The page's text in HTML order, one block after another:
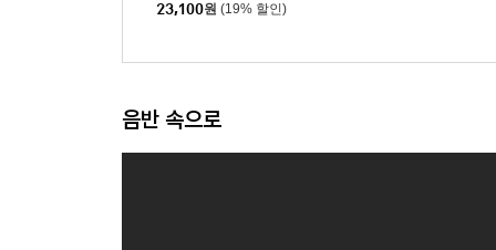
23,100원 (19% 할인)
음반 속으로